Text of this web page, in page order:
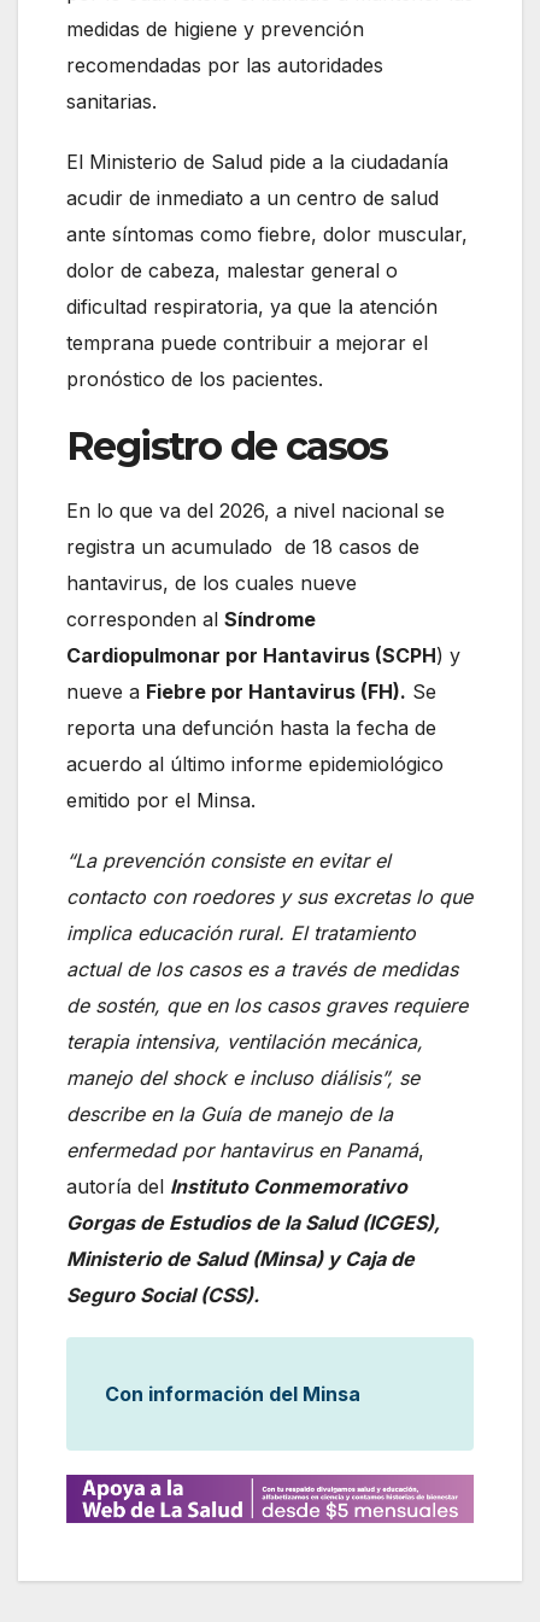
medidas de higiene y prevención
recomendadas por las autoridades
sanitarias.
El Ministerio de Salud pide a la ciudadanía
acudir de inmediato a un centro de salud
ante síntomas como fiebre, dolor muscular,
dolor de cabeza, malestar general o
dificultad respiratoria, ya que la atención
temprana puede contribuir a mejorar el
pronóstico de los pacientes.
Registro de casos
En lo que va del 2026, a nivel nacional se
registra un acumulado de 18 casos de
hantavirus, de los cuales nueve
corresponden al Síndrome
Cardiopulmonar por Hantavirus (SCPH) y
nueve a Fiebre por Hantavirus (FH). Se
reporta una defunción hasta la fecha de
acuerdo al último informe epidemiológico
emitido por el Minsa.
“La prevención consiste en evitar el
contacto con roedores y sus excretas lo que
implica educación rural. El tratamiento
actual de los casos es a través de medidas
de sostén, que en los casos graves requiere
terapia intensiva, ventilación mecánica,
manejo del shock e incluso diálisis”, se
describe en la Guía de manejo de la
enfermedad por hantavirus en Panamá,
autoría del Instituto Conmemorativo
Gorgas de Estudios de la Salud (ICGES),
Ministerio de Salud (Minsa) y Caja de
Seguro Social (CSS).
Con información del Minsa